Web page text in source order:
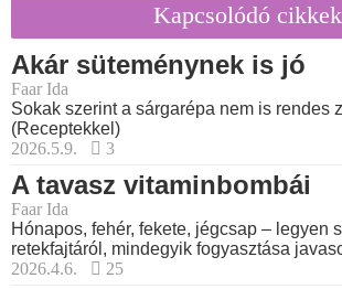
Kapcsolódó cikkek
Akár süteménynek is jó
Faar Ida
Sokak szerint a sárgarépa nem is rendes
(Receptekkel)
2026.5.9.
3
A tavasz vitaminbombái
Faar Ida
Hónapos, fehér, fekete, jégcsap – legyen
retekfajtáról, mindegyik fogyasztása
2026.4.6.
25